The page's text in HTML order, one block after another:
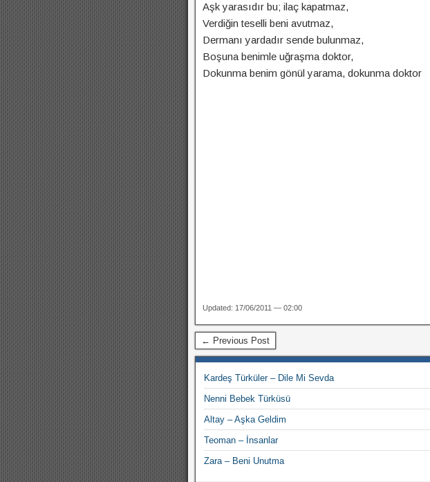
Aşk yarasıdır bu; ilaç kapatmaz,
Verdiğin teselli beni avutmaz,
Dermanı yardadır sende bulunmaz,
Boşuna benimle uğraşma doktor,
Dokunma benim gönül yarama, dokunma doktor
Updated: 17/06/2011 — 02:00
← Previous Post
Kardeş Türküler – Dile Mi Sevda
Nenni Bebek Türküsü
Altay – Aşka Geldim
Teoman – İnsanlar
Zara – Beni Unutma